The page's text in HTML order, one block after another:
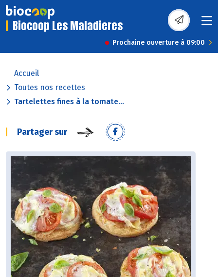
Biocoop Les Maladieres
Prochaine ouverture à 09:00
Accueil
Toutes nos recettes
Tartelettes fines à la tomate...
Partager sur